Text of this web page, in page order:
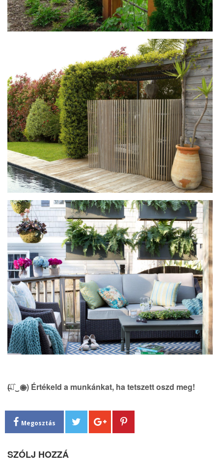
(̶◉͛‿◉̶) Értékeld a munkánkat, ha tetszett oszd meg!
Megosztás
SZÓLJ HOZZÁ